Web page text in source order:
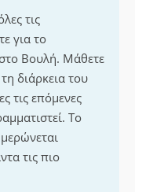
τις
για το
Βουλή. Μάθετε
διάρκεια του
τις επόμενες
Το
τις πιο